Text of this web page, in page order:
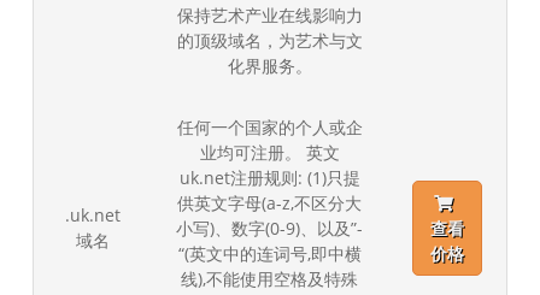
.uk.net
域名
保持艺术产业在线影响力
的顶级域名，为艺术与文
化界服务。
任何一个国家的个人或企
业均可注册。 英文
uk.net注册规则: (1)只提
供英文字母(a-z,不区分大
小写)、数字(0-9)、以及”-
“(英文中的连词号,即中横
线),不能使用空格及特殊
查看
价格